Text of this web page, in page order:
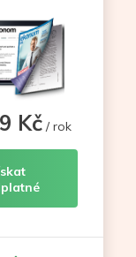
Kč/ rok